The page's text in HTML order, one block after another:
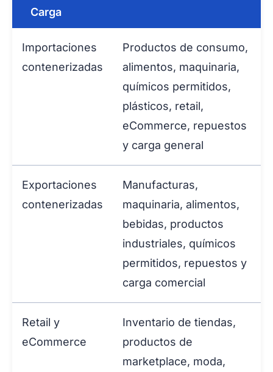
Carga
Importaciones
contenerizadas
Productos de consumo,
alimentos, maquinaria,
químicos permitidos,
plásticos, retail,
eCommerce, repuestos
y carga general
Exportaciones
contenerizadas
Manufacturas,
maquinaria, alimentos,
bebidas, productos
industriales, químicos
permitidos, repuestos y
carga comercial
Retail y
eCommerce
Inventario de tiendas,
productos de
marketplace, moda,